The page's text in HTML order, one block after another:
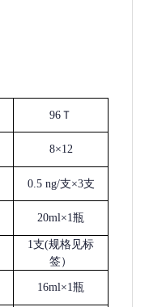
96Ｔ
8×12
0.5 ng/支×3支
20ml×1瓶
1支(规格见标
签）
16ml×1瓶